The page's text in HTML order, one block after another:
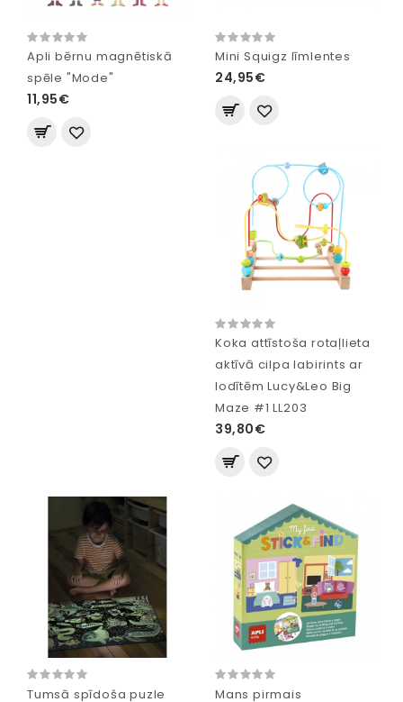
Apli bērnu magnētiskā
spēle "Mode"
11,95€
Mini Squigz līmlentes
24,95€
Koka attīstoša rotaļlieta
aktīvā cilpa labirints ar
lodītēm Lucy&Leo Big
Maze #1 LL203
39,80€
Tumsā spīdoša puzle
Mans pirmais